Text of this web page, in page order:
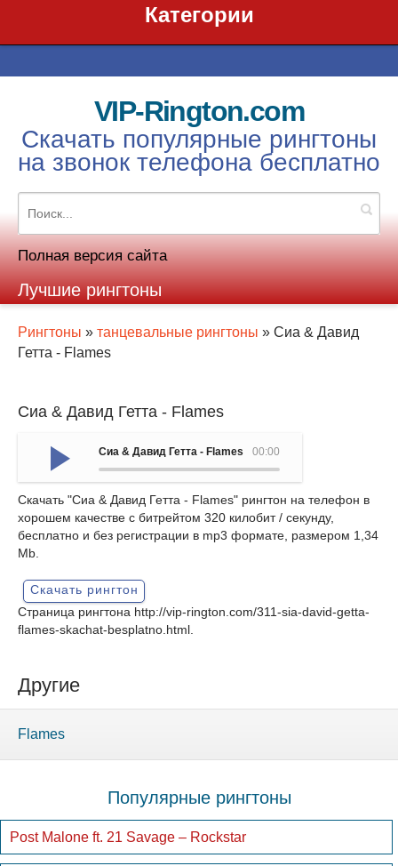
Категории
VIP-Rington.com
Скачать популярные рингтоны
на звонок телефона бесплатно
Полная версия сайта
Лучшие рингтоны
Рингтоны » танцевальные рингтоны » Сиа & Давид
Гетта - Flames
Сиа & Давид Гетта - Flames
00:00
Сиа & Давид Гетта - Flames
Скачать "Сиа & Давид Гетта - Flames" рингтон на телефон в
хорошем качестве с битрейтом 320 килобит / секунду,
бесплатно и без регистрации в mp3 формате, размером 1,34
Mb.
Скачать рингтон
Страница рингтона http://vip-rington.com/311-sia-david-getta-
flames-skachat-besplatno.html
Другие
Flames
Популярные рингтоны
Post Malone ft. 21 Savage – Rockstar